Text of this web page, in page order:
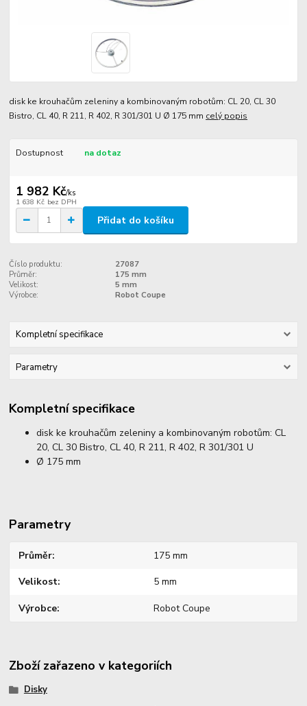
disk ke krouhačům zeleniny a kombinovaným robotům: CL 20, CL 30
Bistro, CL 40, R 211, R 402, R 301/301 U Ø 175 mm celý popis
Dostupnost na dotaz
1 982 Kč/ks
1 638 Kč bez DPH
Přidat do košíku
Číslo produktu:
27087
Průměr:
175 mm
Velikost:
5 mm
Výrobce:
Robot Coupe
Kompletní specifikace
Parametry
Kompletní specifikace
disk ke krouhačům zeleniny a kombinovaným robotům: CL
20, CL 30 Bistro, CL 40, R 211, R 402, R 301/301 U
Ø 175 mm
Parametry
Průměr 175 mm
Velikost 5 mm
Výrobce Robot Coupe
Zboží zařazeno v kategoriích
Disky